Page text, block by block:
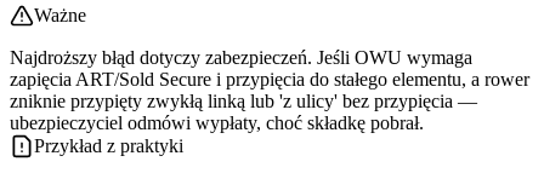
Ważne
Najdroższy błąd dotyczy zabezpieczeń. Jeśli OWU wymaga
zapięcia ART/Sold Secure i przypięcia do stałego elementu, a rower
zniknie przypięty zwykłą linką lub 'z ulicy' bez przypięcia —
ubezpieczyciel odmówi wypłaty, choć składkę pobrał.
Przykład z praktyki